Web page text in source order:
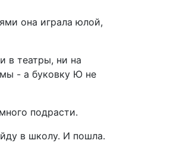
она играла юлой,
в театры, ни на
- а буковку Ю не
подрасти.
в школу. И пошла.